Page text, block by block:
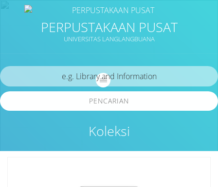
PERPUSTAKAAN PUSAT
UNIVERSITAS LANGLANGBUANA
Koleksi
PENCARIAN